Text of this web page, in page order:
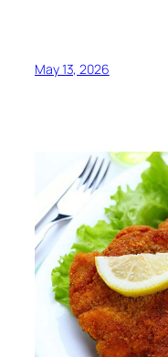
May 13, 2026